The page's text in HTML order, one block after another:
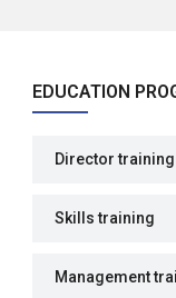
EDUCATION
Director training
Skills training
Management